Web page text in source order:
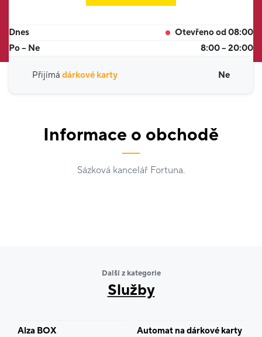
Dnes
Otevřeno od 08:00
Po – Ne
8:00 – 20:00
Přijímá dárkové karty Ne
Informace o obchodě
Sázková kancelář Fortuna.
Další z kategorie
Služby
Alza BOX
Automat na dárkové karty